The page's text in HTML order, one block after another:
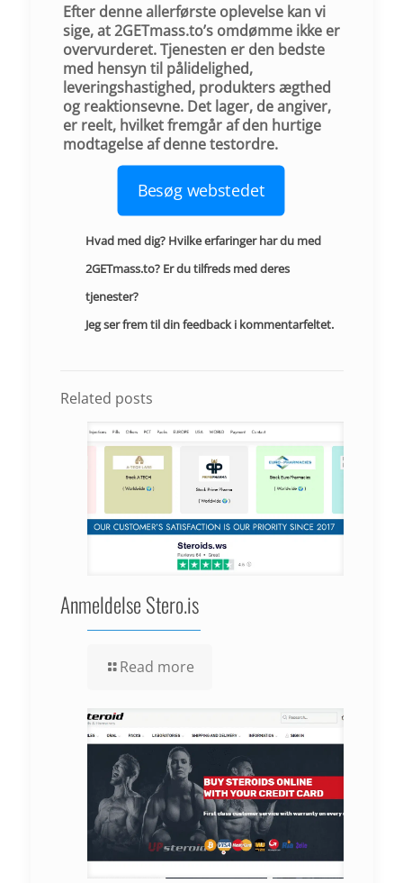
Efter denne allerførste oplevelse kan vi
sige, at 2GETmass.to’s omdømme ikke er
overvurderet. Tjenesten er den bedste
med hensyn til pålidelighed,
leveringshastighed, produkters ægthed
og reaktionsevne. Det lager, de angiver,
er reelt, hvilket fremgår af den hurtige
modtagelse af denne testordre.
Besøg webstedet
Hvad med dig? Hvilke erfaringer har du med
2GETmass.to? Er du tilfreds med deres
tjenester?
Jeg ser frem til din feedback i kommentarfeltet.
Related posts
Anmeldelse Stero.is
Read more